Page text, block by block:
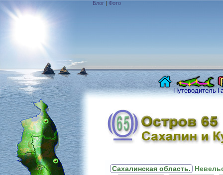
Блог | Фото
Путеводитель
Сахалинская область.